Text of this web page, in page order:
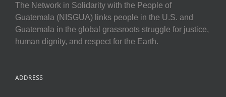
The Network in Solidarity with the People of
Guatemala (NISGUA) links people in the U.S. and
Guatemala in the global grassroots struggle for justice,
human dignity, and respect for the Earth.
ADDRESS